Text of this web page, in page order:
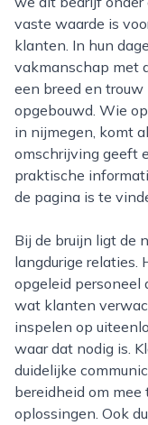
vaste waarde is
klanten. In hun
vakmanschap met
een breed en
opgebouwd. Wie
in nijmegen, komt
omschrijving geeft
praktische
de pagina is te
Bij de bruijn ligt de nadruk op kwaliteit, service en
langdurige relaties.
opgeleid
wat klanten
inspelen op
waar dat nodig is.
duidelijke
bereidheid om
oplossingen. Ook